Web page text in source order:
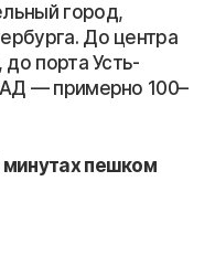
город,
До центра
порта Усть-
— примерно 100–
минутах пешком